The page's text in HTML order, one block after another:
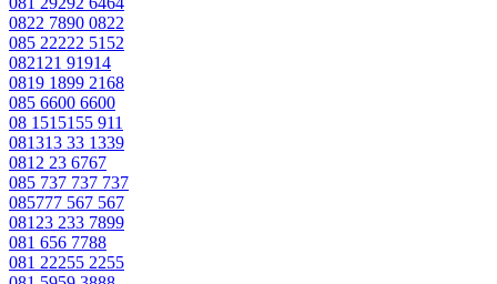
0822 7890 0822
085 22222 5152
082121 91914
0819 1899 2168
085 6600 6600
08 1515155 911
081313 33 1339
0812 23 6767
085 737 737 737
085777 567 567
08123 233 7899
081 656 7788
081 22255 2255